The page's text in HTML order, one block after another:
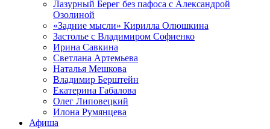
Лазурный Берег без пафоса с Александрой
Озолиной
«Задние мысли» Кирилла Олюшкина
Застолье с Владимиром Софиенко
Ирина Савкина
Светлана Артемьева
Наталья Мешкова
Владимир Берштейн
Екатерина Габалова
Олег Липовецкий
Илона Румянцева
Афиша